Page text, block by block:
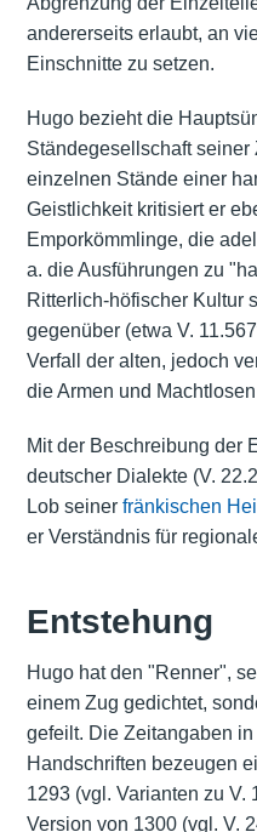
andererseits erlaubt, an
Einschnitte zu setzen.
Hugo bezieht die
Ständegesellschaft seiner
einzelnen Stände einer
Geistlichkeit kritisiert er
Emporkömmlinge, die
a. die Ausführungen zu
Ritterlich-höfischer Kultur
gegenüber (etwa V.
Verfall der alten, jedoch
die Armen und
Mit der Beschreibung der
deutscher Dialekte (V.
Lob seiner fränkischen
er Verständnis für
Entstehung
Hugo hat den "Renner",
einem Zug gedichtet,
gefeilt. Die Zeitangaben
Handschriften bezeugen
1293 (vgl. Varianten zu V.
Version von 1300 (vgl. V.